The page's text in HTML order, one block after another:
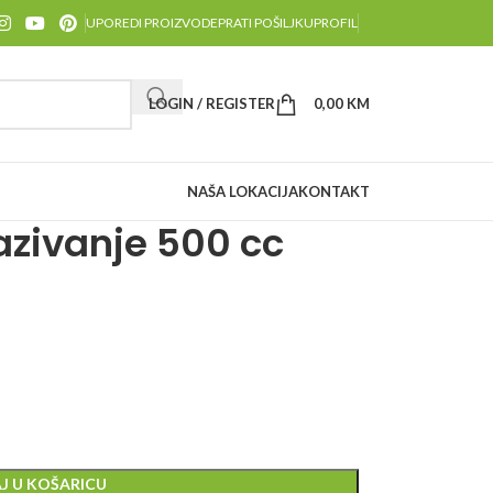
UPOREDI PROIZVODEPRATI POŠILJKUPROFIL
LOGIN / REGISTER 0,00 KM
NAŠA LOKACIJAKONTAKT
500 cc
U KOŠARICU